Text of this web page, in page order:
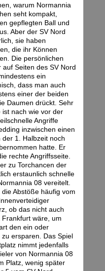
warum Normannia
seht kompakt,
gepflegten Ball und
Aber der SV Nord
sie haben
die ihr Können
Die persönlichen
Seiten des SV Nord
ein
dass man auch
einer der beiden
Daumen drückt. Sehr
nach wie vor der
Angriffe
inzwischen einen
1. Halbzeit noch
hatte. Er
rechte Angriffsseite.
zu Torchancen der
erstaunlich schnelle
08 vereitelt.
Abstöße häufig vom
ob das nicht auch
wäre, um
den ein oder
ersparen. Das Spiel
nimmt jedenfalls
von Normannia 08
Platz, wenig später